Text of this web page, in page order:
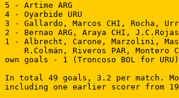
5 - Artime ARG
4 - Oyarbide URU
3 - Gallardo, Marcos CHI, Rocha,
2 - Bernao ARG, Araya CHI, J.C.Rojas
1 - Albrecht, Carone, Marzolini,
R.Colmán, Riveros PAR, Montero
own goals - 1 (Troncoso BOL for URU)
In total 49 goals, 3.2 per match.
including one earlier scorer from